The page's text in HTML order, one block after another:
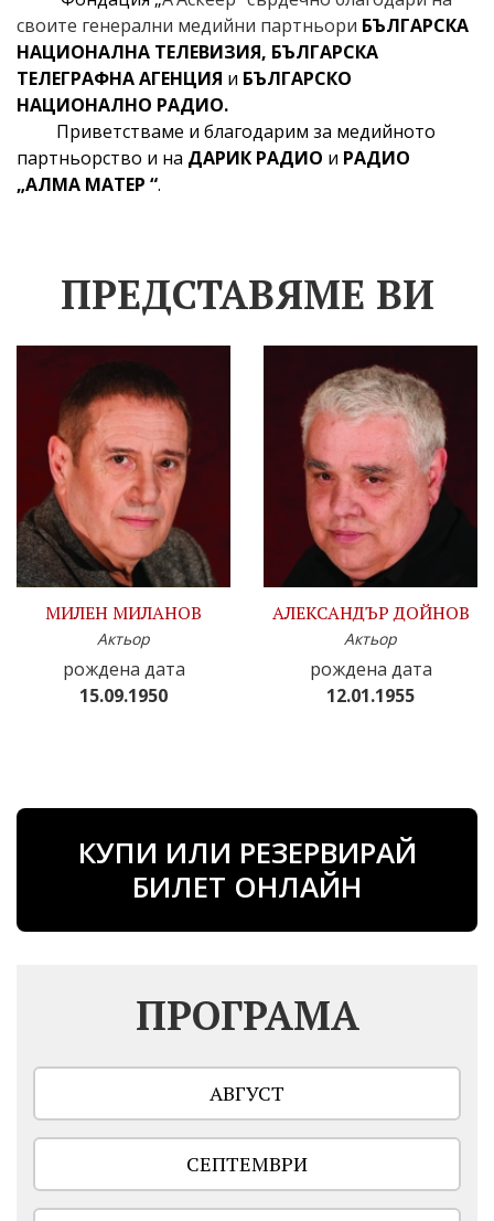
своите генерални медийни партньори БЪЛГАРСКА
НАЦИОНАЛНА ТЕЛЕВИЗИЯ, БЪЛГАРСКА
ТЕЛЕГРАФНА АГЕНЦИЯ и БЪЛГАРСКО
НАЦИОНАЛНО РАДИО.
Приветстваме и благодарим за медийното
партньорство и на ДАРИК РАДИО и РАДИО
„АЛМА МАТЕР “.
ПРЕДСТАВЯМЕ ВИ
МИЛЕН МИЛАНОВ
Актьор
рождена дата
15.09.1950
АЛЕКСАНДЪР ДОЙНОВ
Актьор
рождена дата
12.01.1955
КУПИ ИЛИ РЕЗЕРВИРАЙ
БИЛЕТ ОНЛАЙН
ПРОГРАМА
АВГУСТ
СЕПТЕМВРИ